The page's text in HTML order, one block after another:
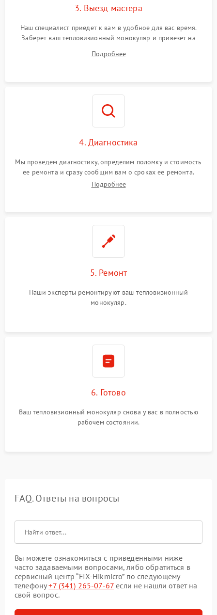
3. Выезд мастера
Наш специалист приедет к вам в удобное для вас время.
Заберет ваш тепловизионный монокуляр и привезет на
Подробнее
4. Диагностика
Мы проведем диагностику, определим поломку и стоимость
ее ремонта и сразу сообщим вам о сроках ее ремонта.
Подробнее
5. Ремонт
Наши эксперты ремонтируют ваш тепловизионный
монокуляр.
6. Готово
Ваш тепловизионный монокуляр снова у вас в полностью
рабочем состоянии.
FAQ. Ответы на вопросы
Вы можете ознакомиться с приведенными ниже
часто задаваемыми вопросами, либо обратиться в
сервисный центр “FIX-Hikmicro” по следующему
телефону+7 (341) 265-07-67 если не нашли ответ на
свой вопрос.